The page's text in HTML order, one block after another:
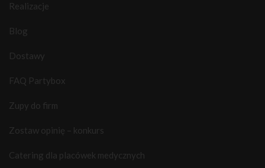
Realizacje
Blog
Dostawy
FAQ Partybox
Zupy do firm
Zostaw opinię – konkurs
Catering dla placówek medycznych